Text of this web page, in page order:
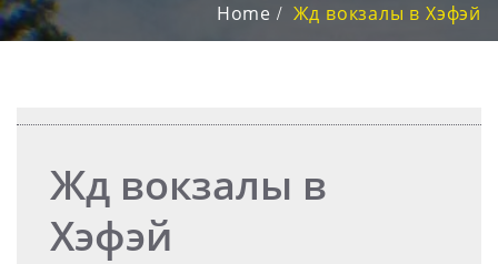
Home Жд вокзалы в Хэфэй
Жд вокзалы в
Хэфэй